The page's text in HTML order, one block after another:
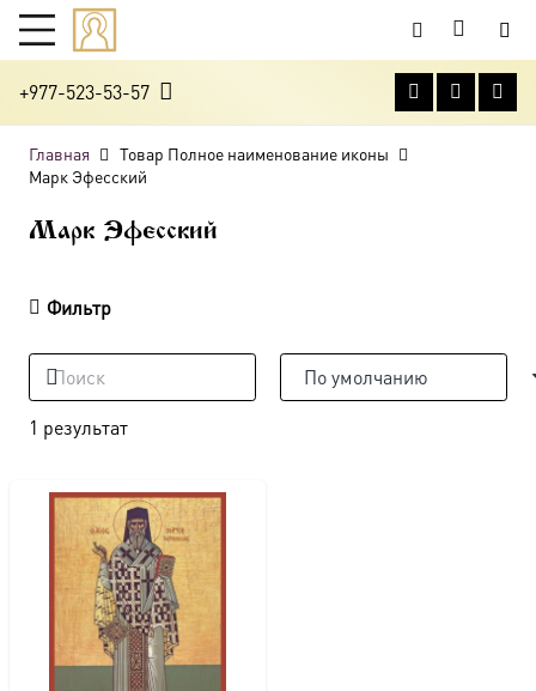
+977-523-53-57
Главная
Товар Полное наименование иконы
Марк Эфесский
Марк Эфесский
Фильтр
1 результат